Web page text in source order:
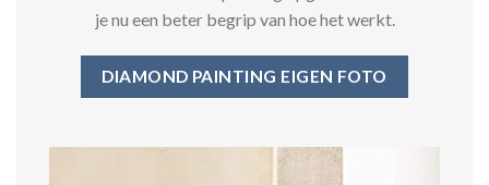
je nu een beter begrip van hoe het werkt.
DIAMOND PAINTING EIGEN FOTO